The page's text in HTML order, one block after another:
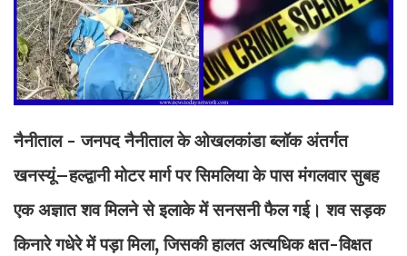
नैनीताल - जनपद नैनीताल के ओखलकांडा ब्लॉक अंतर्गत
खनस्यूं–हल्द्वानी मोटर मार्ग पर सिमलिया के पास मंगलवार सुबह
एक अज्ञात शव मिलने से इलाके में सनसनी फैल गई। शव सड़क
किनारे गधेरे में पड़ा मिला, जिसकी हालत अत्यधिक क्षत-विक्षत